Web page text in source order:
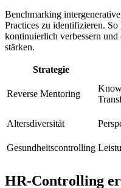
Benchmarking
Practices zu identifizieren.
kontinuierlich verbessern
stärken.
Strategie
Reverse Mentoring
Altersdiversität
Gesundheitscontrolling
HR-Controlling